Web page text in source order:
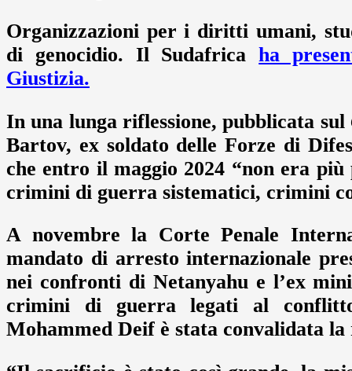
Organizzazioni per i diritti umani,
di genocidio. Il Sudafricaha
Giustizia.
In una lunga riflessione, pubblicata sul
Bartov, ex soldato delle Forze di
che entro il maggio 2024 “non era più
crimini di guerra sistematici, crimini
A novembre la Corte Penale
mandato di arresto internazionale
nei confronti di Netanyahu e l’ex
crimini di guerra legati al
Mohammed Deif è stata convalidata la